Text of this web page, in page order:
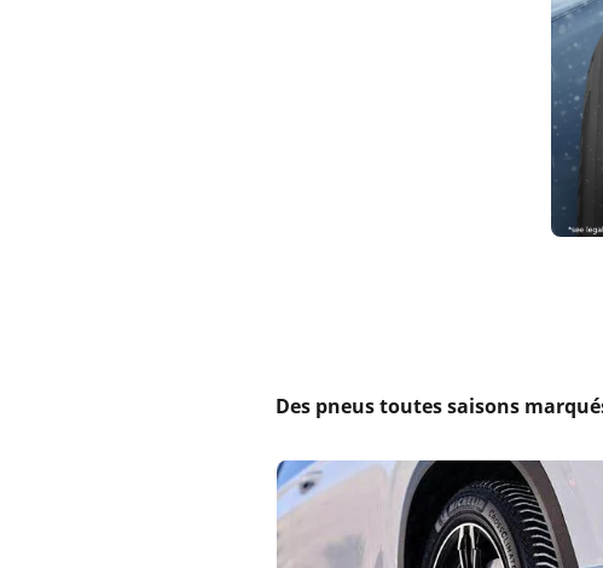
Des pneus toutes saisons